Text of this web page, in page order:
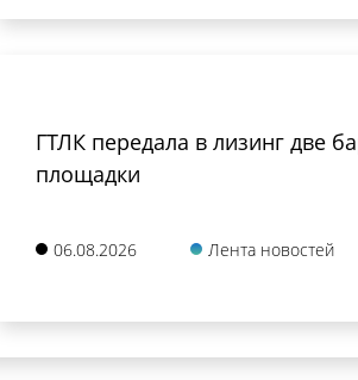
ГТЛК передала в лизинг две
площадки
06.08.2026 Лента новостей